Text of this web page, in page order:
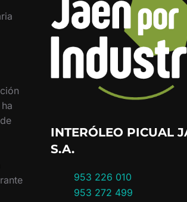
INTERÓLEO PICUAL
S.A.
953 226 010
953 272 499